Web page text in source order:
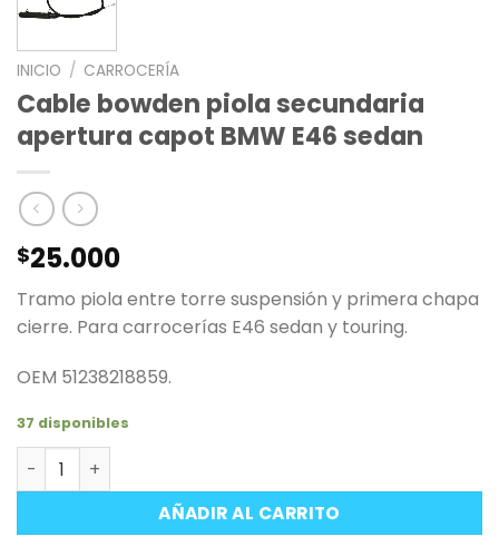
INICIO / CARROCERÍA
Cable bowden piola secundaria
apertura capot BMW E46 sedan
$25.000
Tramo piola entre torre suspensión y primera chapa
cierre. Para carrocerías E46 sedan y touring.
OEM 51238218859.
37 disponibles
Cable bowden piola secundaria apertura capot BMW
AÑADIR AL CARRITO